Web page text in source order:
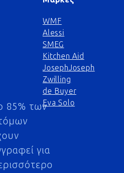
85% των
για
WMF
Alessi
SMEG
Kitchen Aid
JosephJoseph
Zwilling
de Buyer
Eva Solo